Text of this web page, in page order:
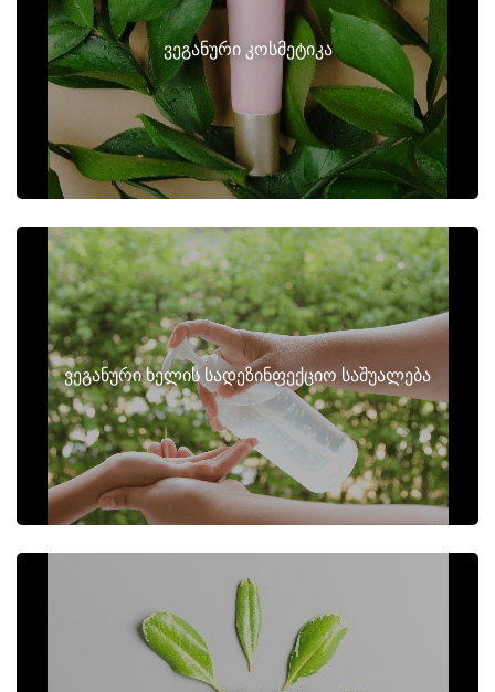
ვეგანური კოსმეტიკა
ვეგანური ხელის სადეზინფექციო საშუალება